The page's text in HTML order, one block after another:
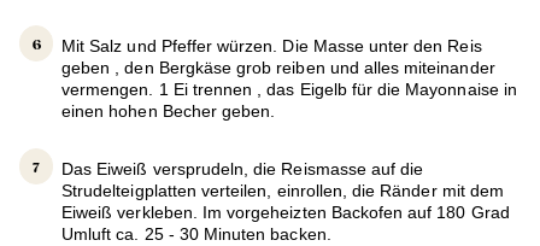
Mit Salz und Pfeffer würzen. Die Masse unter den Reis
geben , den Bergkäse grob reiben und alles miteinander
vermengen. 1 Ei trennen , das Eigelb für die Mayonnaise in
einen hohen Becher geben.
Das Eiweiß versprudeln, die Reismasse auf die
Strudelteigplatten verteilen, einrollen, die Ränder mit dem
Eiweiß verkleben. Im vorgeheizten Backofen auf 180 Grad
Umluft ca. 25 - 30 Minuten backen.